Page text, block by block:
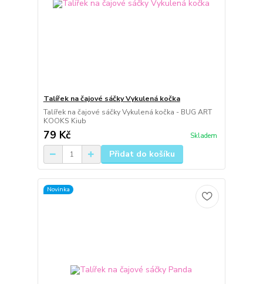
Talířek na čajové sáčky Vykulená kočka
Talířek na čajové sáčky Vykulená kočka - BUG ART
KOOKS Kiub
79 Kč Skladem
Přidat do košíku
Novinka